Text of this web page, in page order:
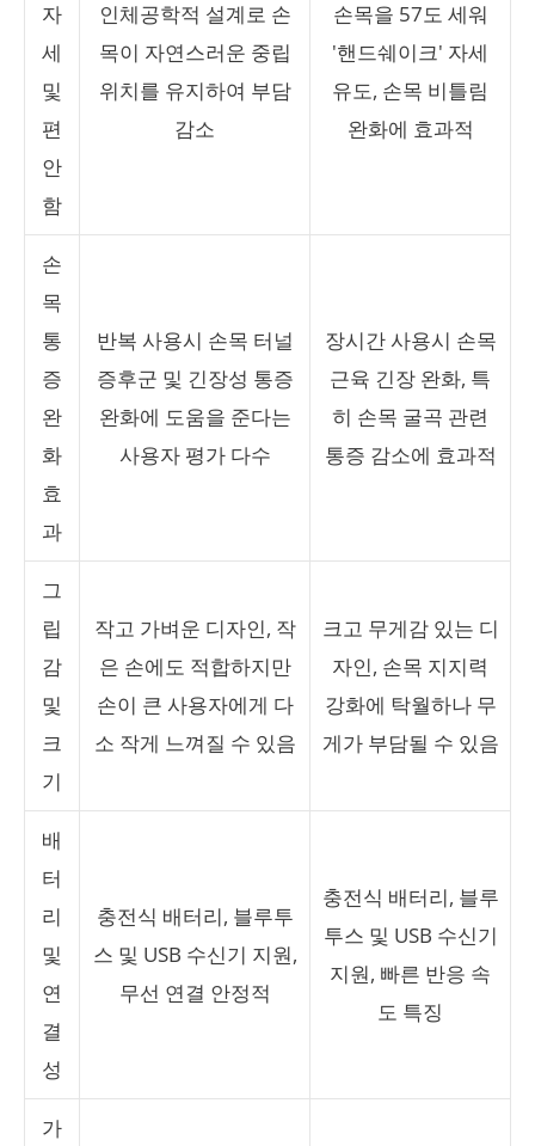
자
세
및
편
안
함
인체공학적 설계로 손
목이 자연스러운 중립
위치를 유지하여 부담
감소
손목을 57도 세워
'핸드쉐이크' 자세
유도, 손목 비틀림
완화에 효과적
손
목
통
증
완
화
효
과
반복 사용시 손목 터널
증후군 및 긴장성 통증
완화에 도움을 준다는
사용자 평가 다수
장시간 사용시 손목
근육 긴장 완화, 특
히 손목 굴곡 관련
통증 감소에 효과적
그
립
감
및
크
기
작고 가벼운 디자인, 작
은 손에도 적합하지만
손이 큰 사용자에게 다
소 작게 느껴질 수 있음
크고 무게감 있는 디
자인, 손목 지지력
강화에 탁월하나 무
게가 부담될 수 있음
배
터
리
및
연
결
성
충전식 배터리, 블루투
스 및 USB 수신기 지원,
무선 연결 안정적
충전식 배터리, 블루
투스 및 USB 수신기
지원, 빠른 반응 속
도 특징
가